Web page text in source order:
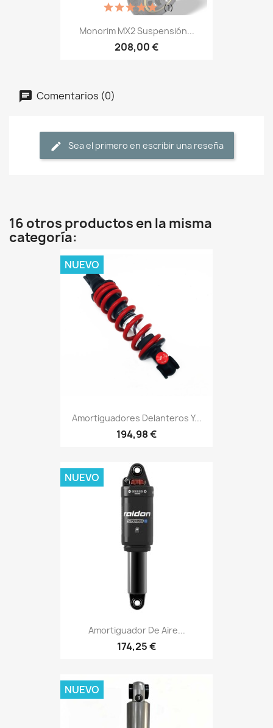
Monorim MX2 Suspensión...
208,00 €
(1)
Comentarios (0)
Sea el primero en escribir una reseña
16 otros productos en la misma
categoría:
Amortiguadores Delanteros Y...
194,98 €
NUEVO
Amortiguador De Aire...
174,25 €
NUEVO
NUEVO